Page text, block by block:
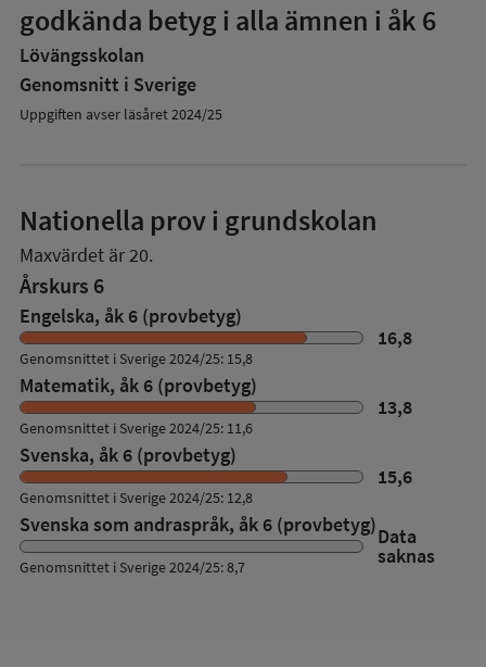
godkända betyg i alla ämnen i åk 6
Lövängsskolan
Genomsnitt i Sverige
Uppgiften avser läsåret 2024/25
Nationella prov i grundskolan
Maxvärdet är 20.
Årskurs 6
Engelska, åk 6 (provbetyg)
16,8
Genomsnittet i Sverige 2024/25: 15,8
Matematik, åk 6 (provbetyg)
13,8
Genomsnittet i Sverige 2024/25: 11,6
Svenska, åk 6 (provbetyg)
15,6
Genomsnittet i Sverige 2024/25: 12,8
Svenska som andraspråk, åk 6 (provbetyg)Data
saknas
Genomsnittet i Sverige 2024/25: 8,7